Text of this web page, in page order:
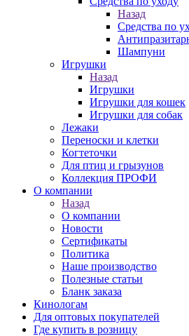
Назад
Средства по
Шампуни
Игрушки
Назад
Игрушки
Игрушки для кошек
Игрушки для собак
Лежаки
Переноски и клетки
Когтеточки
Для птиц и грызунов
Коллекция ПРОФИ
О компании
Назад
О компании
Новости
Сертификаты
Политика
Наше производство
Полезные статьи
Бланк заказа
Кинологам
Для оптовых покупателей
Где купить в розницу